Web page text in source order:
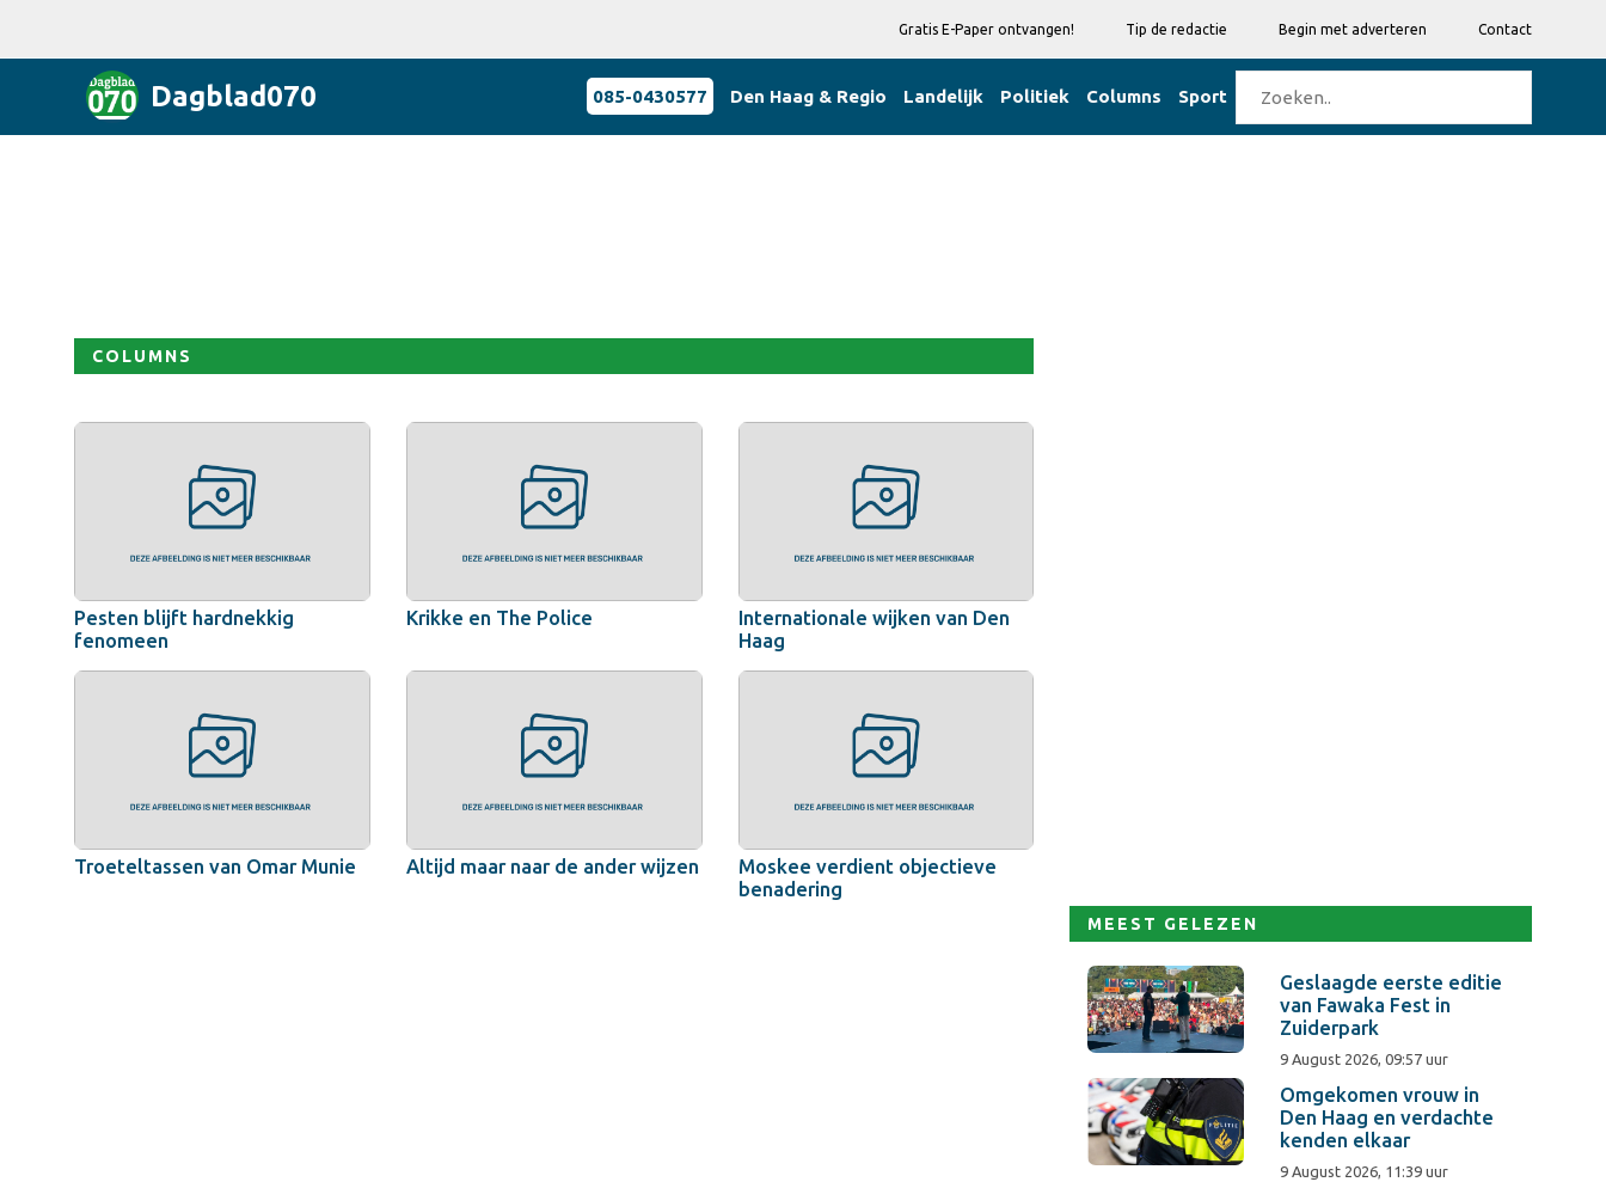
Gratis E-Paper ontvangen! Tip de redactie Begin met adverteren Contact
Dagblad070 085-0430577 Den Haag & Regio Landelijk Politiek Columns Sport
COLUMNS
Pesten blijft hardnekkig
fenomeen
Krikke en The Police
Internationale wijken van Den
Haag
Troeteltassen van Omar Munie Altijd maar naar de ander wijzen
Moskee verdient objectieve
benadering
MEEST GELEZEN
Geslaagde eerste editie
van Fawaka Fest in
Zuiderpark
9 August 2026, 09:57 uur
Omgekomen vrouw in
Den Haag en verdachte
kenden elkaar
9 August 2026, 11:39 uur